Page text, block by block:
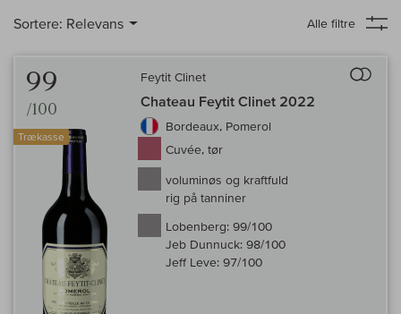
Sortere: Relevans Alle filtre
99
/100
Trækasse
Feytit Clinet
Chateau Feytit Clinet 2022
Bordeaux, Pomerol
Cuvée, tør
voluminøs og kraftfuld
rig på tanniner
Lobenberg: 99/100
Jeb Dunnuck: 98/100
Jeff Leve: 97/100